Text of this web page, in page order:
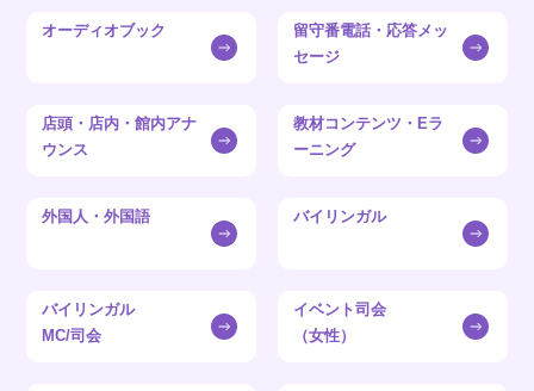
オーディオブック
留守番電話・応答メッ
セージ
店頭・店内・館内アナ
ウンス
教材コンテンツ・Eラ
ーニング
外国人・外国語 バイリンガル
バイリンガル
MC/司会
イベント司会
（女性）